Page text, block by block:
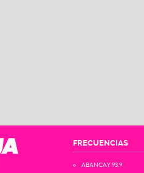
FRECUENCIAS
ABANCAY 93.9